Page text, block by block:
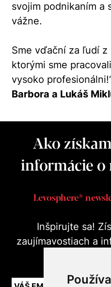
svojim podnikaním a
vážne.
Sme vďační za ľudí z
ktorými sme
vysoko
Barbora a Lukáš
Ako
informácie
Levosphere®
Inšpirujte sa!
zaujímavostiach a